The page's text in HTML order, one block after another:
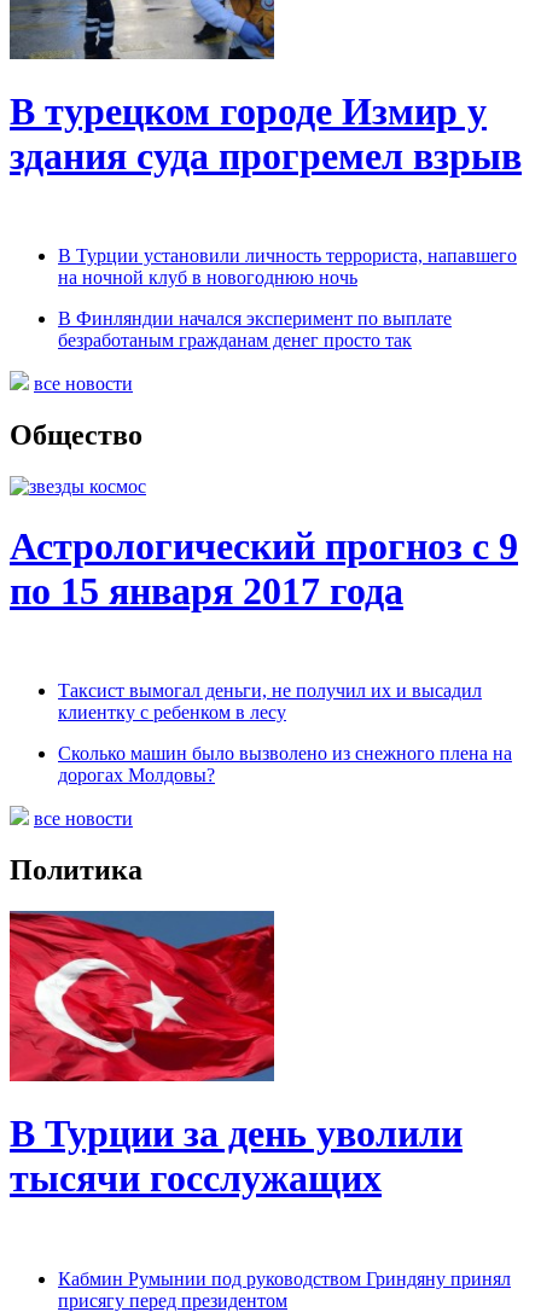
В турецком городе Измир у
здания суда прогремел взрыв
В Турции установили личность террориста, напавшего
на ночной клуб в новогоднюю ночь
В Финляндии начался эксперимент по выплате
безработаным гражданам денег просто так
все новости
Общество
Астрологический прогноз с 9
по 15 января 2017 года
Таксист вымогал деньги, не получил их и высадил
клиентку с ребенком в лесу
Сколько машин было вызволено из снежного плена на
дорогах Молдовы?
все новости
Политика
В Турции за день уволили
тысячи госслужащих
Кабмин Румынии под руководством Гриндяну принял
присягу перед президентом